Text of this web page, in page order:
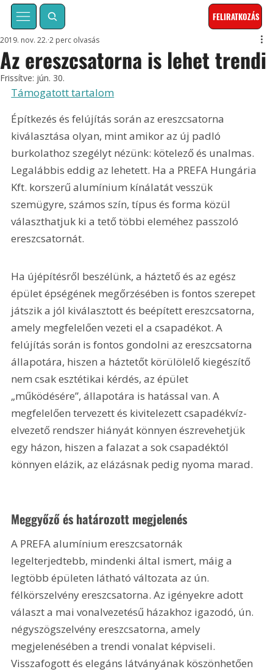
FELIRATKOZÁS
Az ereszcsatorna is lehet trendi
2019. nov. 22. 2 perc olvasás
Frissítve: jún. 30.
Támogatott tartalom
Építkezés és felújítás során az ereszcsatorna
kiválasztása olyan, mint amikor az új padló
burkolathoz szegélyt nézünk: kötelező és unalmas.
Legalábbis eddig az lehetett. Ha a PREFA Hungária
Kft. korszerű alumínium kínálatát vesszük
szemügyre, számos szín, típus és forma közül
választhatjuk ki a tető többi eleméhez passzoló
ereszcsatornát.
Ha újépítésről beszélünk, a háztető és az egész
épület épségének megőrzésében is fontos szerepet
játszik a jól kiválasztott és beépített ereszcsatorna,
amely megfelelően vezeti el a csapadékot. A
felújítás során is fontos gondolni az ereszcsatorna
állapotára, hiszen a háztetőt körülölelő kiegészítő
nem csak esztétikai kérdés, az épület
„működésére”, állapotára is hatással van. A
megfelelően tervezett és kivitelezett csapadékvíz-
elvezető rendszer hiányát könnyen észrevehetjük
egy házon, hiszen a falazat a sok csapadéktól
könnyen elázik, az elázásnak pedig nyoma marad.
Meggyőző és határozott megjelenés
A PREFA alumínium ereszcsatornák
legelterjedtebb, mindenki által ismert, máig a
legtöbb épületen látható változata az ún.
félkörszelvény ereszcsatorna. Az igényekre adott
választ a mai vonalvezetésű házakhoz igazodó, ún.
négyszögszelvény ereszcsatorna, amely
megjelenésében a trendi vonalat képviseli.
Visszafogott és elegáns látványának köszönhetően